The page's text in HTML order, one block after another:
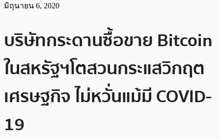
มิถุนายน 6, 2020
บริษัทกระดานซื้อขาย Bitcoin
ในสหรัฐฯโตสวนกระแสวิกฤต
เศรษฐกิจ ไม่หวั่นแม้มี COVID-
19